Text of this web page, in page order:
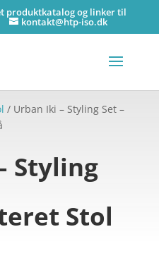
produktkatalog og linker til
kontakt@htp-iso.dk
/ Urban Iki – Styling Set –
Styling
Stol